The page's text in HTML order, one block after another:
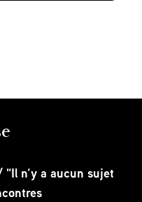
n’y a aucun sujet